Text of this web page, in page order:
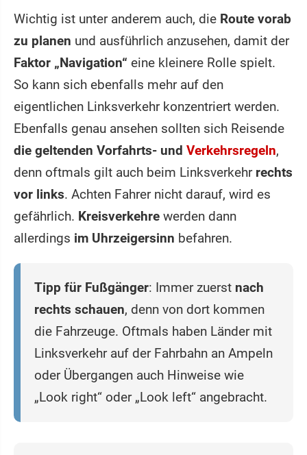
Wichtig ist unter anderem auch, die Route vorab
zu planen und ausführlich anzusehen, damit der
Faktor „Navigation“ eine kleinere Rolle spielt.
So kann sich ebenfalls mehr auf den
eigentlichen Linksverkehr konzentriert werden.
Ebenfalls genau ansehen sollten sich Reisende
die geltenden Vorfahrts- und Verkehrsregeln,
denn oftmals gilt auch beim Linksverkehr rechts
vor links. Achten Fahrer nicht darauf, wird es
gefährlich. Kreisverkehre werden dann
allerdings im Uhrzeigersinn befahren.
Tipp für Fußgänger: Immer zuerst nach
rechts schauen, denn von dort kommen
die Fahrzeuge. Oftmals haben Länder mit
Linksverkehr auf der Fahrbahn an Ampeln
oder Übergangen auch Hinweise wie
„Look right“ oder „Look left“ angebracht.